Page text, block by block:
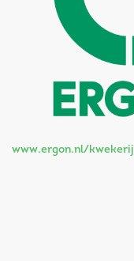
www.ergon.nl/kwekerij